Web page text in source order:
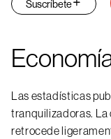
Suscríbete
Las estadísticas
tranquilizadoras. La
retrocede